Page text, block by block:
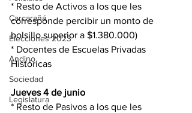
Carcarañá
Elecciones 2023
Andino
Sociedad
Legislatura
* Resto de Activos a los que les
corresponde percibir un monto de
bolsillo superior a $1.380.000)
* Docentes de Escuelas Privadas
Históricas
Jueves 4 de junio
* Resto de Pasivos a los que les